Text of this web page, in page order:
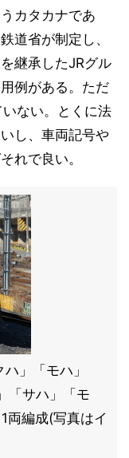
カタカナであ
道省が制定し、
継承したJRグル
例がある。ただ
ない。とくに法
し、車両記号や
れで良い。
」「モハ」
「サハ」「モ
両編成(写真はイ